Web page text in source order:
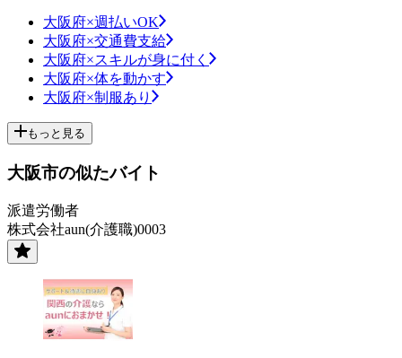
大阪府×週払いOK
大阪府×交通費支給
大阪府×スキルが身に付く
大阪府×体を動かす
大阪府×制服あり
もっと見る
大阪市の似たバイト
派遣労働者
株式会社aun(介護職)0003